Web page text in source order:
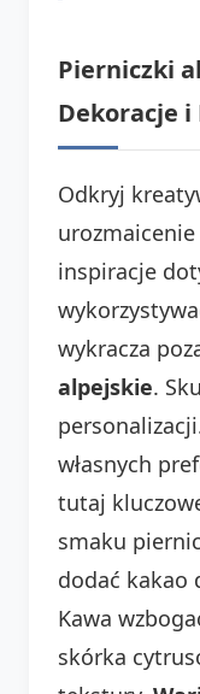
Pierniczki
Dekoracje i
Odkryj
inspiracje
wykracza
alpejskie.
własnych
tutaj
smaku
dodać kakao
Kawa
skórka